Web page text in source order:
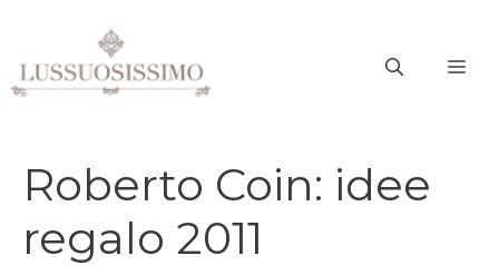
contenuto
Roberto Coin: idee
regalo 2011